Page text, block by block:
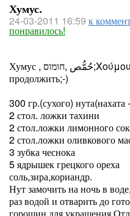
Хумус.
24-03-2011 16:59 к
понравилось!
Хумус , חומוס‎, حُمُّص‎‎;Χούμους,кто знает как ещё,можете
продолжить;-)
300 гр.(сухого) нута(нахата
2 стол. ложки тахини
2 стол.ложки лимонного
2 стол.ложки оливкового
3 зубка чеснока
5 ядрышек грецкого ореха
соль,зира,кориандр.
Нут замочить на ночь в
раз водой и отварить до